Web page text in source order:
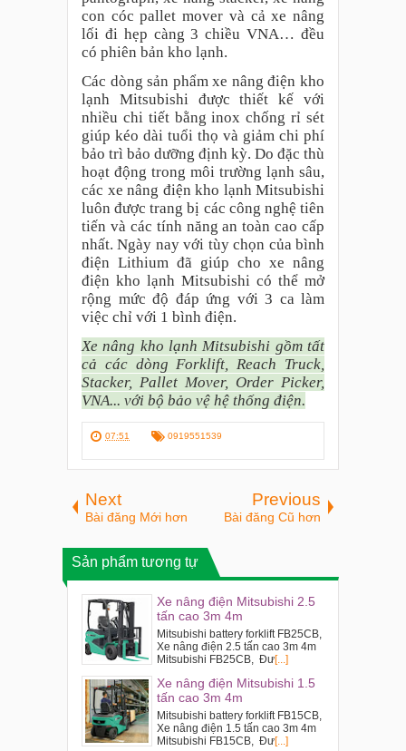
con cóc pallet mover và cả xe nâng
lối đi hẹp càng 3 chiều VNA… đều
có phiên bản kho lạnh.
Các dòng sản phẩm xe nâng điện kho
lạnh Mitsubishi được thiết kế với
nhiều chi tiết bằng inox chống rỉ sét
giúp kéo dài tuổi thọ và giảm chi phí
bảo trì bảo dưỡng định kỳ. Do đặc thù
hoạt động trong môi trường lạnh sâu,
các xe nâng điện kho lạnh Mitsubishi
luôn được trang bị các công nghệ tiên
tiến và các tính năng an toàn cao cấp
nhất. Ngày nay với tùy chọn của bình
điện Lithium đã giúp cho xe nâng
điện kho lạnh Mitsubishi có thể mở
rộng mức độ đáp ứng với 3 ca làm
việc chỉ với 1 bình điện.
Xe nâng kho lạnh Mitsubishi gồm tất
cả các dòng Forklift, Reach Truck,
Stacker, Pallet Mover, Order Picker,
VNA... với bộ bảo vệ hệ thống điện.
07:51 0919551539
Next
Bài đăng Mới hơn
Previous
Bài đăng Cũ hơn
Sản phẩm tương tự
Xe nâng điện Mitsubishi 2.5
tấn cao 3m 4m
Mitsubishi battery forklift FB25CB,
Xe nâng điện 2.5 tấn cao 3m 4m
Mitsubishi FB25CB, Đư[...]
Xe nâng điện Mitsubishi 1.5
tấn cao 3m 4m
Mitsubishi battery forklift FB15CB,
Xe nâng điện 1.5 tấn cao 3m 4m
Mitsubishi FB15CB, Đư[...]